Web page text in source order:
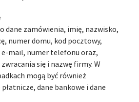
dane zamówienia, imię, nazwisko,
numer domu, kod pocztowy,
e-mail, numer telefonu oraz,
się i nazwę firmy. W
mogą być również
dane bankowe i dane